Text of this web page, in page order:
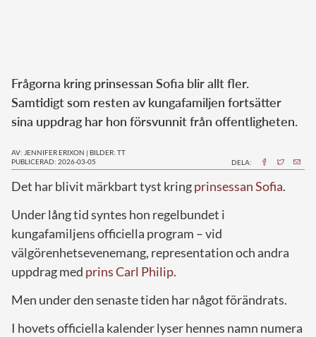
Frågorna kring prinsessan Sofia blir allt fler.
Samtidigt som resten av kungafamiljen fortsätter
sina uppdrag har hon försvunnit från offentligheten.
AV: JENNIFER ERIXON | BILDER: TT
PUBLICERAD: 2026-03-05
DELA:
Det har blivit märkbart tyst kringprinsessan Sofia.
Under lång tid syntes hon regelbundet i
kungafamiljens officiella program – vid
välgörenhetsevenemang, representation och andra
uppdrag med prins Carl Philip.
Men under den senaste tiden har något förändrats.
I hovets officiella kalender lyser hennes namn numera